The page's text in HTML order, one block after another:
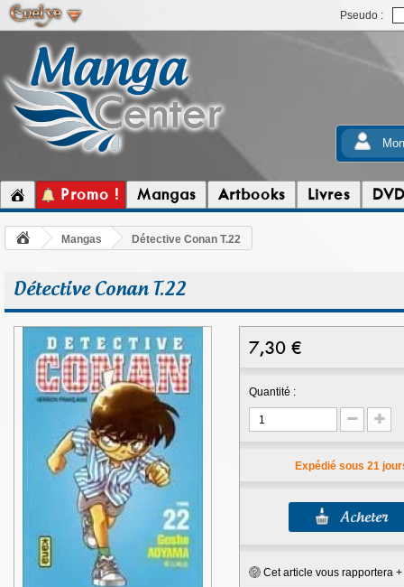
Pseudo :
Promo ! Mangas Artbooks Livres DVD
Mangas Détective Conan T.22
Détective Conan T.22
7,30 €
Quantité :
Expédié sous 21
Cet article vous rapportera +